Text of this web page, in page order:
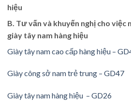
hiệu
B. Tư vấn và khuyến nghị cho việc
giày tây nam hàng hiệu
Giày tây nam cao cấp hàng hiệu –
Giày công sở nam trẻ trung – GD47
Giày tây nam hàng hiệu – GD26